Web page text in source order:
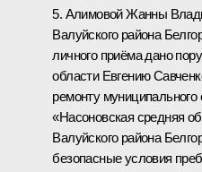
5. Алимовой Жанны
Валуйского района
личного приёма дано
области Евгению
ремонту
«Насоновская средняя
Валуйского района
безопасные условия